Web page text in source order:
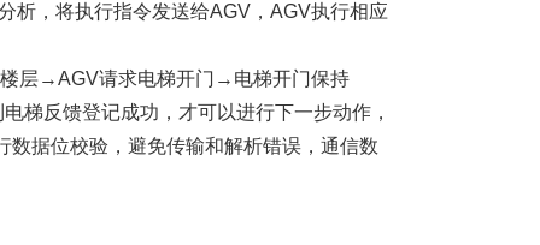
析，将执行指令发送给AGV，AGV执行相应
层→AGV请求电梯开门→电梯开门保持
反馈登记成功，才可以进行下一步动作，
据位校验，避免传输和解析错误，通信数